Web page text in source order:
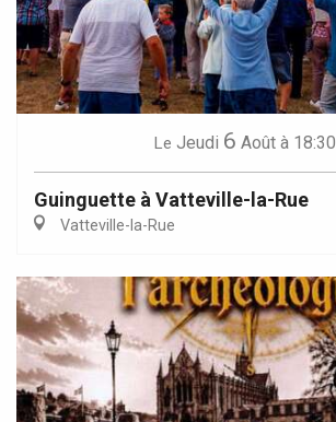
Le Jeudi 6 Août à 18:30
Guinguette à Vatteville-la-Rue
Vatteville-la-Rue